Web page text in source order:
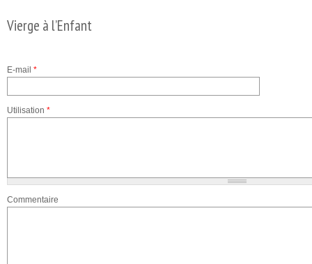
Vierge à l’Enfant
E-mail *
Utilisation *
Commentaire